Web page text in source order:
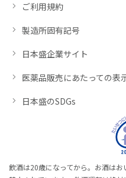
ご利用規約
製造所固有記号
日本盛企業サイト
医薬品販売にあたっての表
日本盛のSDGs
飲酒は20歳になってから。お酒は